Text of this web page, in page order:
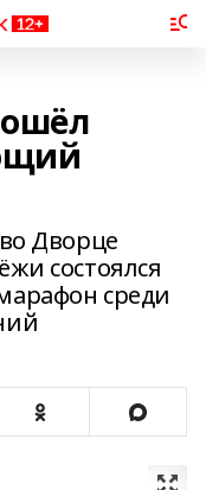
Дворце
состоялся
среди